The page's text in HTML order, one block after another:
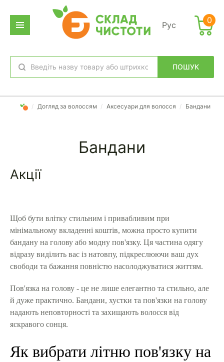
Рус
ПОШУК
обране вхід
0
/ Догляд за волоссям / Аксесуари для волосся / Бандани
Бандани
Акції
Щоб бути влітку стильним і привабливим при
мінімальному вкладенні коштів, можна просто купити
бандану на голову або модну пов'язку. Ця частина одягу
відразу виділить вас із натовпу, підкреслюючи ваш дух
свободи та бажання повністю насолоджуватися життям.
Пов'язка на голову - це не лише елегантно та стильно, але
й дуже практично. Бандани, хустки та пов'язки на голову
надають неповторності та захищають волосся від
яскравого сонця.
Як вибрати літню пов'язку на